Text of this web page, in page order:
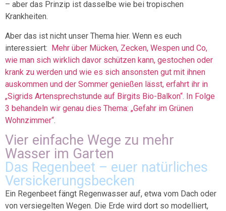
– aber das Prinzip ist dasselbe wie bei tropischen
Krankheiten.
Aber das ist nicht unser Thema hier. Wenn es euch
interessiert: Mehr über Mücken, Zecken, Wespen und Co,
wie man sich wirklich davor schützen kann, gestochen oder
krank zu werden und wie es sich ansonsten gut mit ihnen
auskommen und der Sommer genießen lässt, erfahrt ihr in
„Sigrids Artensprechstunde auf Birgits Bio-Balkon“. In Folge
3 behandeln wir genau dies Thema: „Gefahr im Grünen
Wohnzimmer“.
Vier einfache Wege zu mehr
Wasser im Garten
Das Regenbeet – euer natürliches
Versickerungsbecken
Ein Regenbeet fängt Regenwasser auf, etwa vom Dach oder
von versiegelten Wegen. Die Erde wird dort so modelliert,